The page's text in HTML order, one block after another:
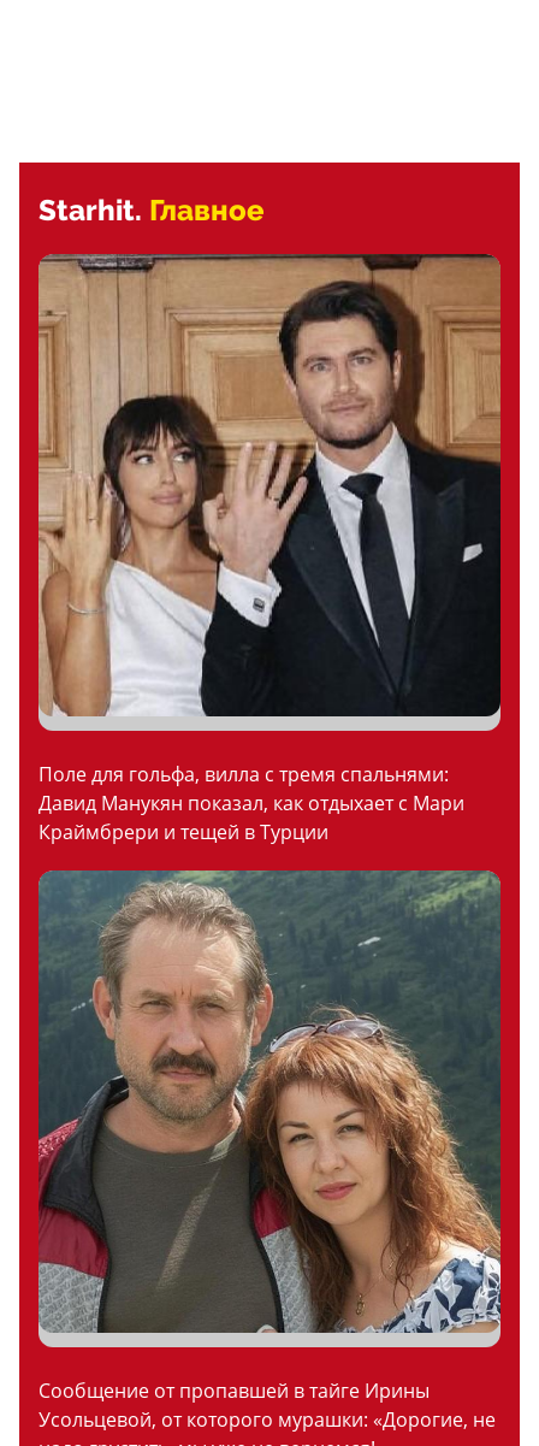
Starhit. Главное
Поле для гольфа, вилла с тремя спальнями:
Давид Манукян показал, как отдыхает с Мари
Краймбрери и тещей в Турции
Сообщение от пропавшей в тайге Ирины
Усольцевой, от которого мурашки: «Дорогие, не